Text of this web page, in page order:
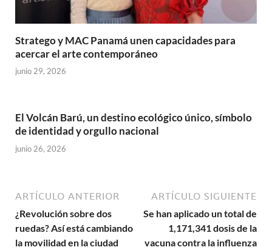
Stratego y MAC Panamá unen capacidades para
acercar el arte contemporáneo
junio 29, 2026
El Volcán Barú, un destino ecológico único, símbolo
de identidad y orgullo nacional
junio 26, 2026
ARTÍCULO ANTERIOR
¿Revolución sobre dos
ruedas? Así está cambiando
la movilidad en la ciudad
ARTÍCULO SIGUIENTE
Se han aplicado un total de
1,171,341 dosis de la
vacuna contra la influenza